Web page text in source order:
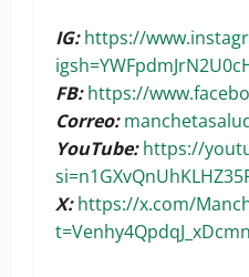
IG:https://
FB:https://
Correo:
YouTube: https://
X:https://x.com/